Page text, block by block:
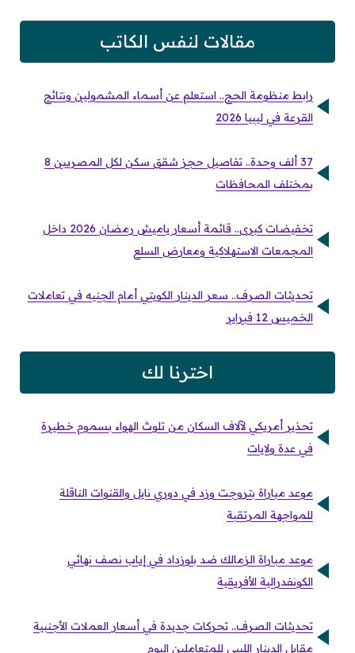
مقالات لنفس الكاتب
رابط منظومة الحج.. استعلم عن أسماء المشمولين ونتائج
القرعة في ليبيا 2026
37 ألف وحدة.. تفاصيل حجز شقق سكن لكل المصريين 8
بمختلف المحافظات
تخفيضات كبرى.. قائمة أسعار ياميش رمضان 2026 داخل
المجمعات الاستهلاكية ومعارض السلع
تحديثات الصرف.. سعر الدينار الكويتي أمام الجنيه في تعاملات
الخميس 12 فبراير
اخترنا لك
تحذير أمريكي لآلاف السكان من تلوث الهواء بـسموم خطيرة
في عدة ولايات
موعد مباراة بتروجت وزد في دوري نايل والقنوات الناقلة
للمواجهة المرتقبة
موعد مباراة الزمالك ضد بلوزداد في إياب نصف نهائي
الكونفدرالية الأفريقية
تحديثات الصرف.. تحركات جديدة في أسعار العملات الأجنبية
مقابل الدينار الليبي للمتعاملين اليوم